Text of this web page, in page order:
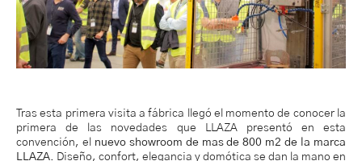
Tras esta primera visita a fábrica llegó el momento de conocer la
primera de las novedades que LLAZA presentó en esta
convención, el nuevo showroom de mas de 800 m2 de la marca
LLAZA . Diseño, confort, elegancia y domótica se dan la mano en